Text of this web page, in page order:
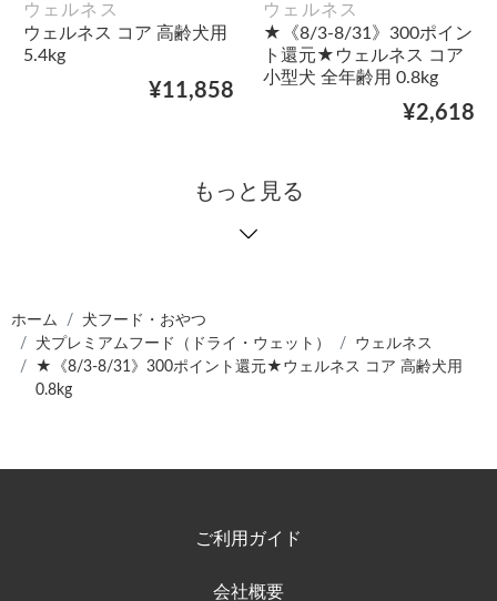
ウェルネス
ウェルネス コア 高齢犬用
5.4kg
¥11,858
ウェルネス
★《8/3-8/31》300ポイン
ト還元★ウェルネス コア
小型犬 全年齢用 0.8kg
¥2,618
もっと見る
ホーム
犬フード・おやつ
犬プレミアムフード（ドライ・ウェット）
ウェルネス
★《8/3-8/31》300ポイント還元★ウェルネス コア 高齢犬用
0.8kg
ご利用ガイド
会社概要